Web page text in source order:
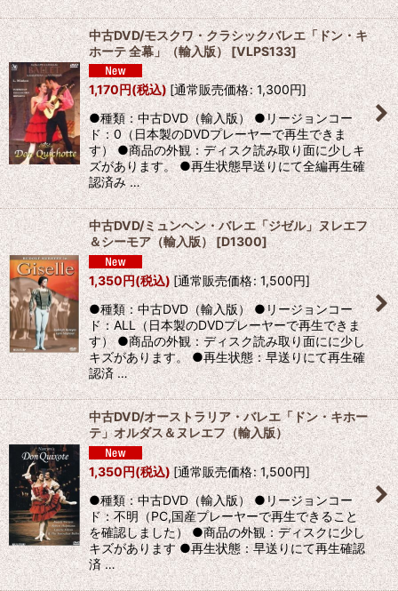
中古DVD/モスクワ・クラシックバレエ「ドン・キ
ホーテ 全幕」（輸入版） [VLPS133]
1,170円(税込) [通常販売価格: 1,300円]
●種類：中古DVD（輸入版） ●リージョンコー
ド：0（日本製のDVDプレーヤーで再生できま
す） ●商品の外観：ディスク読み取り面に少しキ
ズがあります。 ●再生状態早送りにて全編再生確
認済み …
中古DVD/ミュンヘン・バレエ「ジゼル」ヌレエフ
＆シーモア（輸入版） [D1300]
1,350円(税込) [通常販売価格: 1,500円]
●種類：中古DVD（輸入版） ●リージョンコー
ド：ALL（日本製のDVDプレーヤーで再生できま
す） ●商品の外観：ディスク読み取り面にに少し
キズがあります。 ●再生状態：早送りにて再生確
認済 …
中古DVD/オーストラリア・バレエ「ドン・キホー
テ」オルダス＆ヌレエフ（輸入版）
1,350円(税込) [通常販売価格: 1,500円]
●種類：中古DVD（輸入版） ●リージョンコー
ド：不明（PC,国産プレーヤーで再生できること
を確認しました） ●商品の外観：ディスクに少し
キズがあります ●再生状態：早送りにて再生確認
済 …